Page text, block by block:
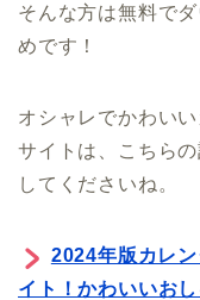
そんな方は無料で
めです！
オシャレでかわい
サイトは、こちら
してくださいね。
2024年版カレ
イト！かわいいお